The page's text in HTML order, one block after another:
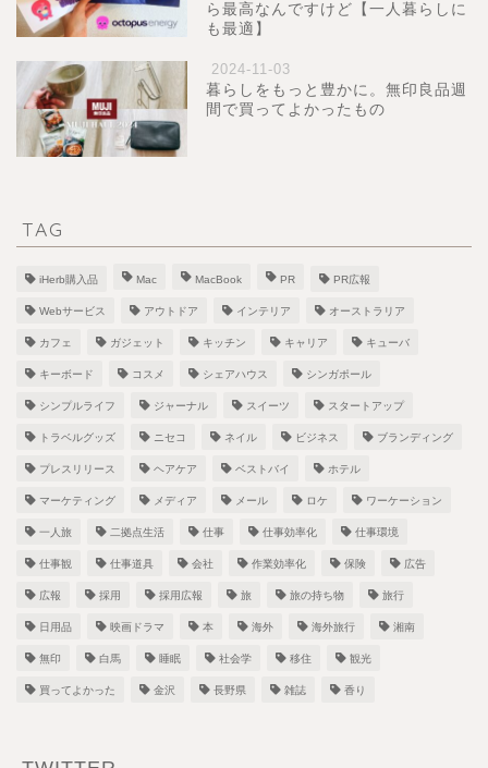
ら最高なんですけど【一人暮らしに
も最適】
2024-11-03
暮らしをもっと豊かに。無印良品週
間で買ってよかったもの
TAG
iHerb購入品 Mac MacBook PR PR広報
Webサービス アウトドア インテリア オーストラリア
カフェ ガジェット キッチン キャリア キューバ
キーボード コスメ シェアハウス シンガポール
シンプルライフ ジャーナル スイーツ スタートアップ
トラベルグッズ ニセコ ネイル ビジネス ブランディング
プレスリリース ヘアケア ベストバイ ホテル
マーケティング メディア メール ロケ ワーケーション
一人旅 二拠点生活 仕事 仕事効率化 仕事環境
仕事観 仕事道具 会社 作業効率化 保険 広告
広報 採用 採用広報 旅 旅の持ち物 旅行
日用品 映画ドラマ 本 海外 海外旅行 湘南
無印 白馬 睡眠 社会学 移住 観光
買ってよかった 金沢 長野県 雑誌 香り